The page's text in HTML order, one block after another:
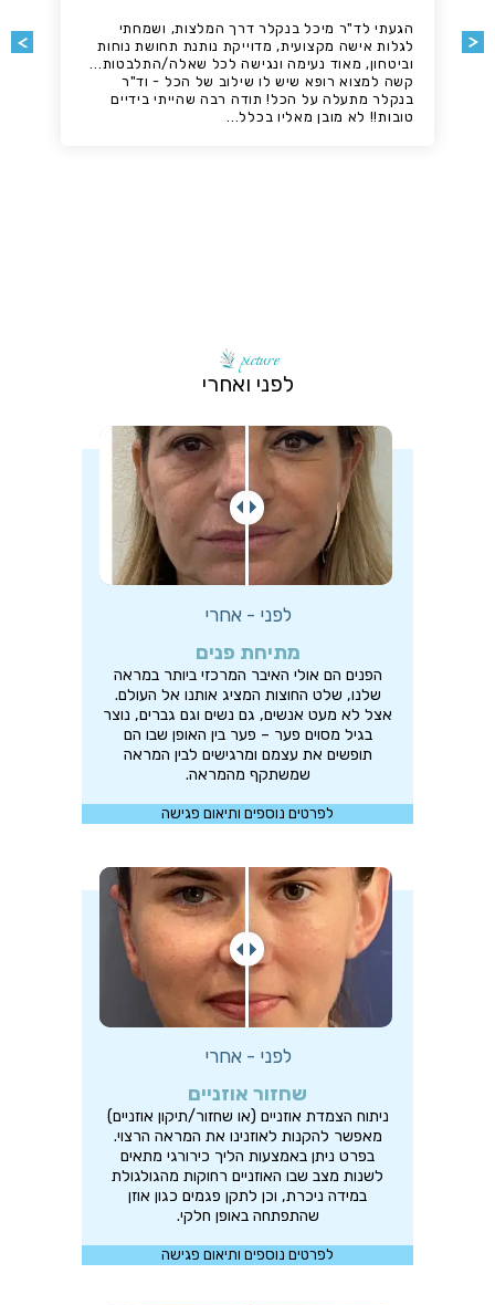
הגעתי לד"ר מיכל בנקלר דרך המלצות, ושמחתי
לגלות אישה מקצועית, מדוייקת נותנת תחושת נוחות
וביטחון, מאוד נעימה ונגישה לכל שאלה/התלבטות...
קשה למצוא רופא שיש לו שילוב של הכל - וד"ר
בנקלר מתעלה על הכל! תודה רבה שהייתי בידיים
טובות!! לא מובן מאליו בכלל...
picture
לפני ואחרי
לפני - אחרי
מתיחת פנים
הפנים הם אולי האיבר המרכזי ביותר במראה
שלנו, שלט החוצות המציג אותנו אל העולם.
אצל לא מעט אנשים, גם נשים וגם גברים, נוצר
בגיל מסוים פער – פער בין האופן שבו הם
תופשים את עצמם ומרגישים לבין המראה
שמשתקף מהמראה.
לפרטים נוספים ותיאום פגישה
לפני - אחרי
שחזור אוזניים
ניתוח הצמדת אוזניים (או שחזור/תיקון אוזניים)
מאפשר להקנות לאוזנינו את המראה הרצוי.
בפרט ניתן באמצעות הליך כירורגי מתאים
לשנות מצב שבו האוזניים רחוקות מהגולגולת
במידה ניכרת, וכן לתקן פגמים כגון אוזן
שהתפתחה באופן חלקי.
לפרטים נוספים ותיאום פגישה